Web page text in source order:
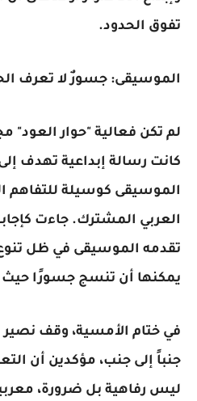
تفوق الحدود.
الموسيقى: جسورٌ لا تعرف
لم تكن فعالية "حوار
كانت رسالة إبداعية تهدف
الموسيقى كوسيلة للتفاهم
العربي المشترك. جاءت
تقدمه الموسيقى في ظل تنوع
يمكنها أن تنسج جسورًا حيث
في ختام الأمسية، وقف
جنباً إلى جنب، مؤكدين أن
ليس رفاهية بل ضرورة،